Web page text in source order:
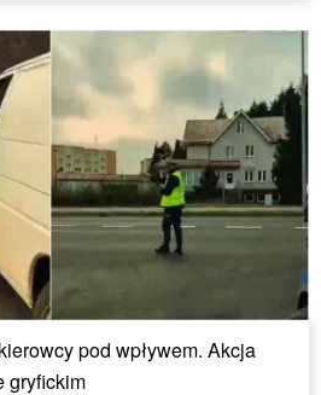
pod wpływem. Akcja
gryfickim